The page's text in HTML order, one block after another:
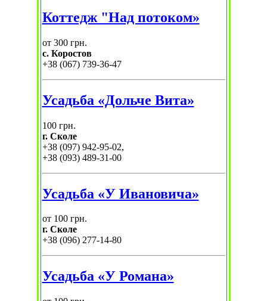
Коттедж "Над потоком»
от 300 грн.
с. Коростов
+38 (067) 739-36-47
Усадьба «Дольче Вита»
100 грн.
г. Сколе
+38 (097) 942-95-02,
+38 (093) 489-31-00
Усадьба «У Ивановича»
от 100 грн.
г. Сколе
+38 (096) 277-14-80
Усадьба «У Романа»